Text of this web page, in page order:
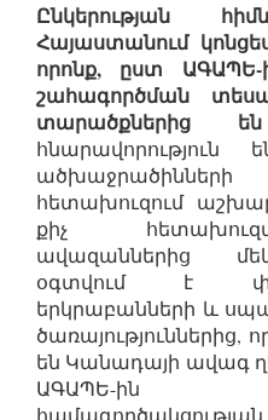
Ընկերության
Հայաստանում
որոնք, ըստ
շահագործման
տարածքներից են
հետախուզում
քիչ
ավազաններից
օգտվում է
երկրաբանների և
ծառայություններից,
են Կանադայի ավագ
ԱԳԱՊԵ-ին